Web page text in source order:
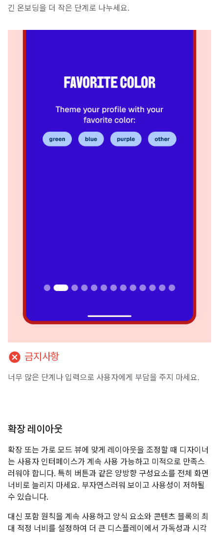
긴 온보딩을 더 작은 단계로 나누세요.
cancel 금지사항
너무 많은 단계나 입력으로 사용자에게 부담을 주지 마세요.
확장 레이아웃
확장 또는 가로 모드 뷰에 맞게 레이아웃을 조정할 때 디자이너
는 사용자 인터페이스가 계속 사용 가능하고 미적으로 만족스
러워야 합니다. 특히 버튼과 같은 양방향 구성요소를 전체 화면
너비로 늘리지 마세요. 부자연스러워 보이고 사용성이 저하될
수 있습니다.
대신 포함 원칙을 계속 사용하고 양식 요소와 콘텐츠 블록의 최
대 적정 너비를 설정하여 더 큰 디스플레이에서 가독성과 시각